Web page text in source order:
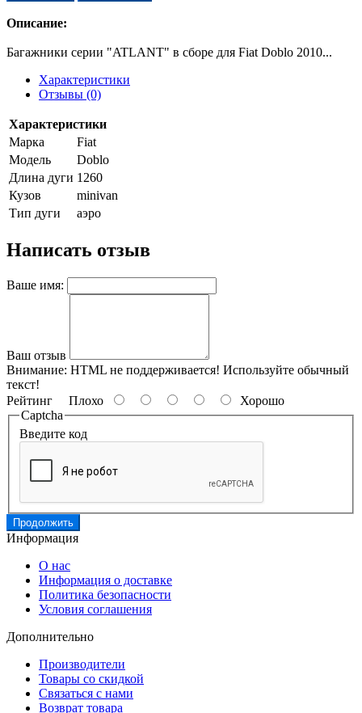
Описание:
Багажники серии "ATLANT" в сборе для Fiat Doblo 2010...
Характеристики
Отзывы (0)
Характеристики
Марка
Fiat
Модель
Doblo
Длина дуги 1260
Кузов
minivan
Тип дуги
аэро
Написать отзыв
Ваше имя:
Ваш отзыв
Внимание: HTML не поддерживается! Используйте обычный
текст!
Рейтинг Плохо
Хорошо
Captcha
Введите код
Продолжить
Информация
О нас
Информация о доставке
Политика безопасности
Условия соглашения
Дополнительно
Производители
Товары со скидкой
Связаться с нами
Возврат товара